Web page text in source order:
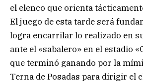
el elenco que orienta
El juego de esta tarde será
logra encarrilar lo realizado en
ante el «sabalero» en el estadio
que terminó ganando por la
Terna de Posadas para dirigir el